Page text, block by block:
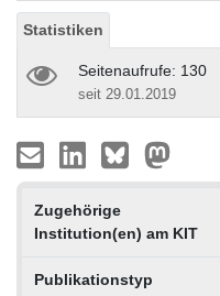
Statistiken
Seitenaufrufe: 130
seit 29.01.2019
Zugehörige
Institution(en) am KIT
Publikationstyp